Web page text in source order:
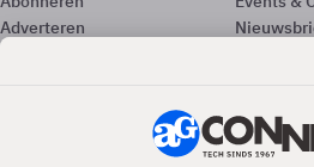
Adverteren